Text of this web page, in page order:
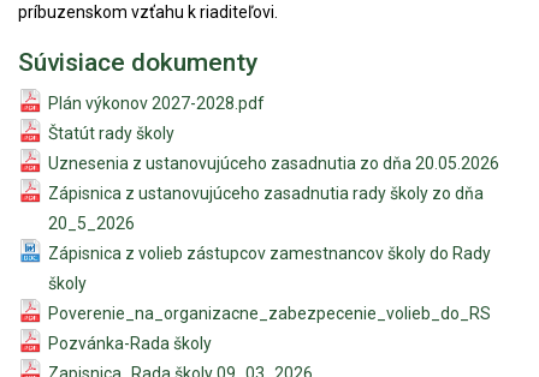
príbuzenskom vzťahu k riaditeľovi.
Súvisiace dokumenty
Plán výkonov 2027-2028.pdf
Štatút rady školy
Uznesenia z ustanovujúceho zasadnutia zo dňa 20.05.2026
Zápisnica z ustanovujúceho zasadnutia rady školy zo dňa
20_5_2026
Zápisnica z volieb zástupcov zamestnancov školy do Rady
školy
Poverenie_na_organizacne_zabezpecenie_volieb_do_RS
Pozvánka-Rada školy